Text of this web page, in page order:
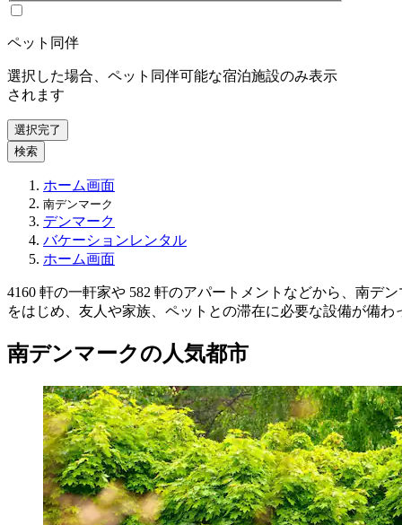
ペット同伴
選択した場合、ペット同伴可能な宿泊施設のみ表示
されます
選択完了
検索
ホーム画面
南デンマーク
デンマーク
バケーションレンタル
ホーム画面
4160 軒の一軒家や 582 軒のアパートメントなどから、南デ
をはじめ、友人や家族、ペットとの滞在に必要な設備が備
南デンマークの人気都市